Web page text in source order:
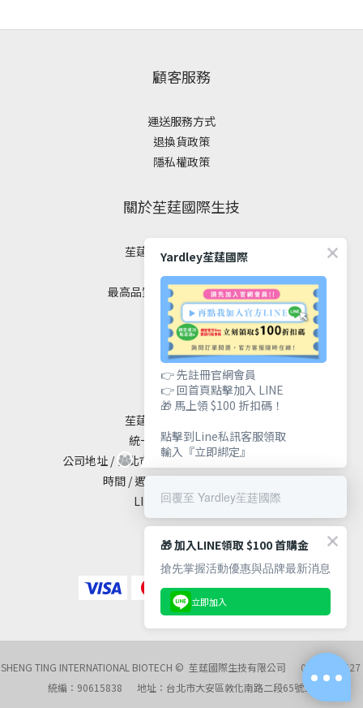
顧客服務
運送服務方式
退換貨政策
隱私權政策
關於苼莛國際生技
苼莛國際生技有限公司
最高品質｜安全｜健康｜美麗
聯絡我們
苼莛國際生技有限公司
統一編號 / 90615838
公司地址 / 台北市大安區敦化南路二段65號19樓
時間 / 週一至週五 10:00 - 18:00
LINE@ / @yardley
SHENG TING INTERNATIONAL BIOTECH © 苼莛國際生技有限公司 02-27218527
統編：90615838 地址：台北市大安區敦化南路二段65號19樓
Yardley苼莛國際
👉 先註冊官網會員
👉 回首頁點擊加入 LINE
🎁 馬上領 $100 折扣碼！
點擊到Line私訊客服領取
輸入『立即綁定』
回覆至 Yardley苼莛國際
🎁 加入LINE領取 $100 首購金
搶先掌握活動優惠與品牌最新消息
立即加入